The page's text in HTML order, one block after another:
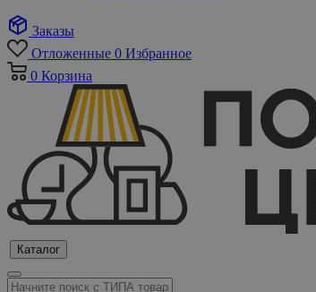
Заказы
Отложенные 0 Избранное
0 Корзина
Каталог